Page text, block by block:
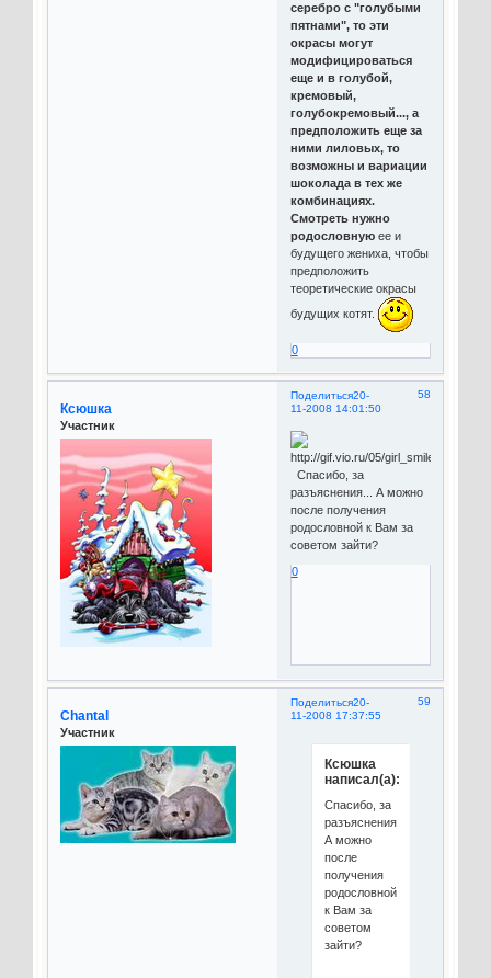
серебро с "голубыми
пятнами", то эти
окрасы могут
модифицироваться
еще и в голубой,
кремовый,
голубокремовый..., а
предположить еще за
ними лиловых, то
возможны и вариации
шоколада в тех же
комбинациях.
Смотреть нужно
родословную ее и
будущего жениха, чтобы
предположить
теоретические окрасы
будущих котят.
0
Поделиться 58
20-
11-2008 14:01:50
Ксюшка
Участник
Спасибо, за
разъяснения... А можно
после получения
родословной к Вам за
советом зайти?
0
Поделиться 59
20-
11-2008 17:37:55
Chantal
Участник
Ксюшка
написал(а):
Спасибо, за
разъяснения...
А можно
после
получения
родословной
к Вам за
советом
зайти?